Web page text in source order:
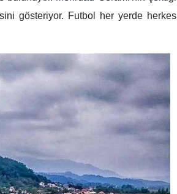
gösteriyor. Futbol her yerde herkes